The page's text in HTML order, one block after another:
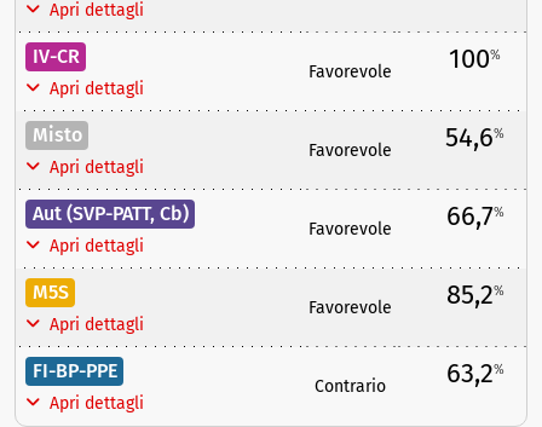
Apri dettagli
IV-CR
Apri dettagli
Favorevole 100%
Misto
Apri dettagli
Favorevole 54,6%
Aut (SVP-PATT, Cb)
Apri dettagli
Favorevole 66,7%
M5S
Apri dettagli
Favorevole 85,2%
FI-BP-PPE
Apri dettagli
Contrario 63,2%